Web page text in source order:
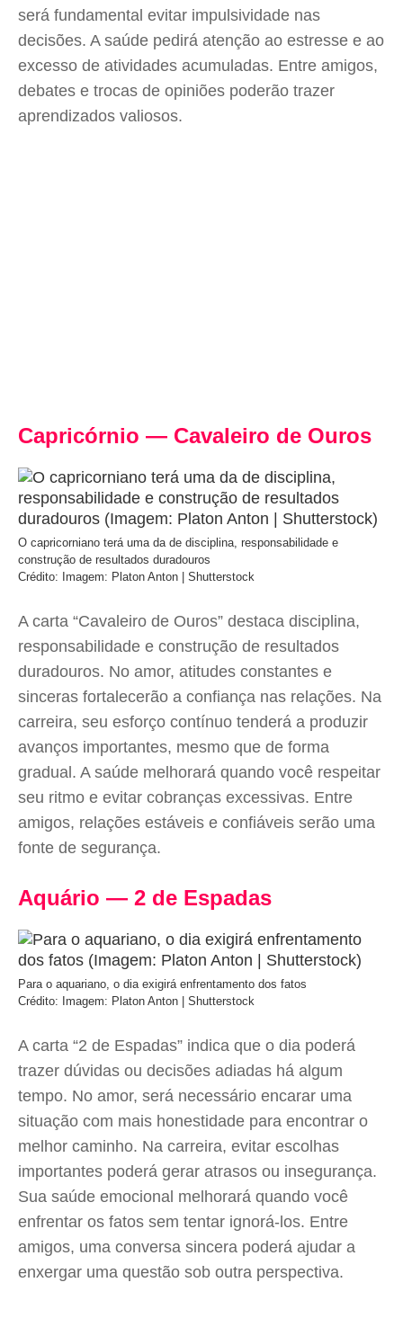
será fundamental evitar impulsividade nas
decisões. A saúde pedirá atenção ao estresse e ao
excesso de atividades acumuladas. Entre amigos,
debates e trocas de opiniões poderão trazer
aprendizados valiosos.
Capricórnio — Cavaleiro de Ouros
O capricorniano terá uma da de disciplina, responsabilidade e
construção de resultados duradouros
Crédito: Imagem: Platon Anton | Shutterstock
A carta “Cavaleiro de Ouros” destaca disciplina,
responsabilidade e construção de resultados
duradouros. No amor, atitudes constantes e
sinceras fortalecerão a confiança nas relações. Na
carreira, seu esforço contínuo tenderá a produzir
avanços importantes, mesmo que de forma
gradual. A saúde melhorará quando você respeitar
seu ritmo e evitar cobranças excessivas. Entre
amigos, relações estáveis e confiáveis serão uma
fonte de segurança.
Aquário — 2 de Espadas
Para o aquariano, o dia exigirá enfrentamento dos fatos
Crédito: Imagem: Platon Anton | Shutterstock
A carta “2 de Espadas” indica que o dia poderá
trazer dúvidas ou decisões adiadas há algum
tempo. No amor, será necessário encarar uma
situação com mais honestidade para encontrar o
melhor caminho. Na carreira, evitar escolhas
importantes poderá gerar atrasos ou insegurança.
Sua saúde emocional melhorará quando você
enfrentar os fatos sem tentar ignorá-los. Entre
amigos, uma conversa sincera poderá ajudar a
enxergar uma questão sob outra perspectiva.